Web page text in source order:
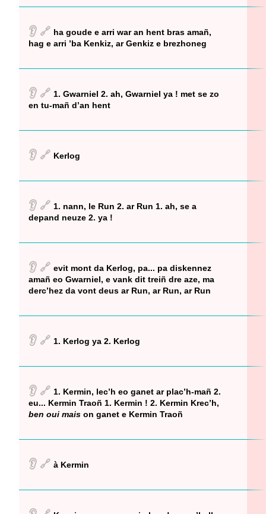
👂 🔗 ha goude e arri war an hent bras amañ,
hag e arri ’ba Kenkiz, ar Genkiz e brezhoneg
👂 🔗 1. Gwarniel 2. ah, Gwarniel ya ! met se zo
en tu-mañ d’an hent
👂 🔗 Kerlog
👂 🔗 1. nann, le Run 2. ar Run 1. ah, se a
depand neuze 2. ya !
👂 🔗 evit mont da Kerlog, pa... pa diskennez
amañ eo Gwarniel, e vank dit treiñ dre aze, ma
derc’hez da vont deus ar Run, ar Run, ar Run
👂 🔗 1. Kerlog ya 2. Kerlog
👂 🔗 1. Kermin, lec’h eo ganet ar plac’h-mañ 2.
eu... Kermin Traoñ 1. Kermin ! 2. Kermin Krec’h,
ben oui mais on ganet e Kermin Traoñ
👂 🔗 à Kermin